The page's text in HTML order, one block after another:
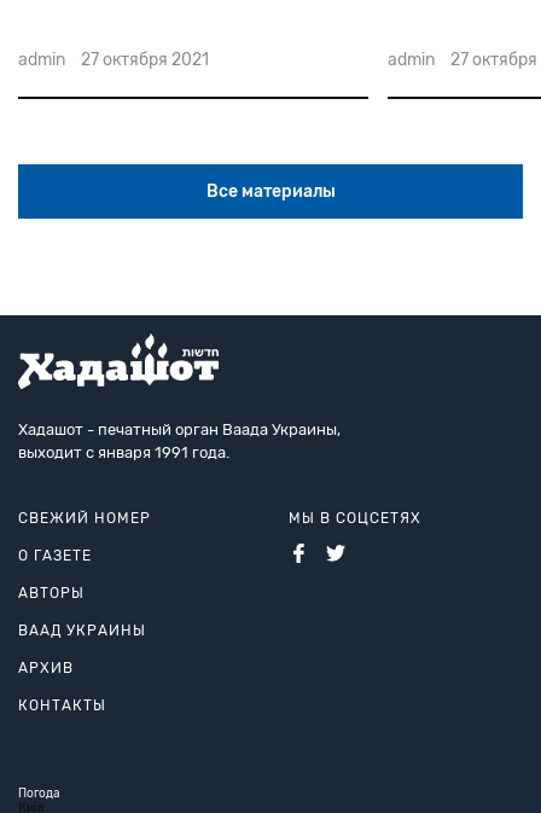
admin 27 октября 2021 admin 27
Все материалы
Хадашот - печатный орган Ваада Украины,
выходит с января 1991 года.
СВЕЖИЙ НОМЕР
О ГАЗЕТЕ
АВТОРЫ
ВААД УКРАИНЫ
АРХИВ
КОНТАКТЫ
МЫ В СОЦСЕТЯХ
Погода
Київ